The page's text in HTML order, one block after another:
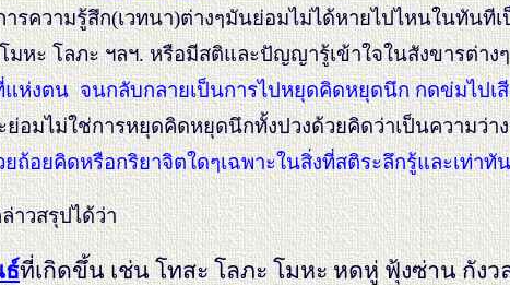
รความรู้สึก(เวทนา)ต่างๆมันย่อมไม่ได้หายไปไหนในทันที
ะ โลภะ ฯลฯ. หรือมีสติและปัญญารู้เข้าใจในสังขารต่าง
แห่งตน จนกลับกลายเป็นการไปหยุดคิดหยุดนึก กดข่มไป
อมไม่ใช่การหยุดคิดหยุดนึกทั้งปวงด้วยคิดว่าเป็นความว่า
อยคิดหรือกริยาจิตใดๆเฉพาะในสิ่งที่สติระลึกรู้และเท่าทั
าวสรุปได้ว่า
ธ์ที่เกิดขึ้น เช่น โทสะ โลภะ โมหะ หดหู่ ฟุ้งซ่าน กัง